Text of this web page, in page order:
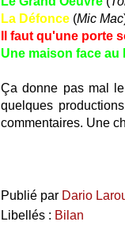
La Défonce (Mic Mac
Il faut qu'une porte
Une maison face au
Ça donne pas mal
quelques
commentaires. Une
Publié par Dario
Libellés : Bilan